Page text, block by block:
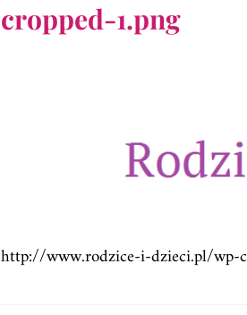
cropped-1.png
http://www.rodzice-i-dzieci.pl/